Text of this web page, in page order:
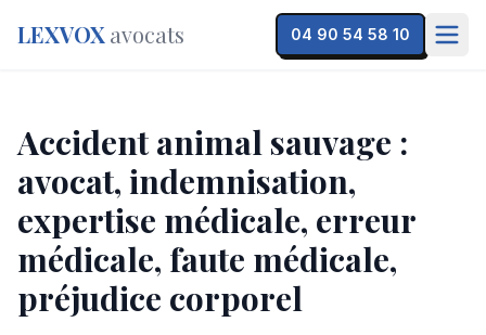
LEXVOX avocats 04 90 54 58 10
Accident animal sauvage :
avocat, indemnisation,
expertise médicale, erreur
médicale, faute médicale,
préjudice corporel